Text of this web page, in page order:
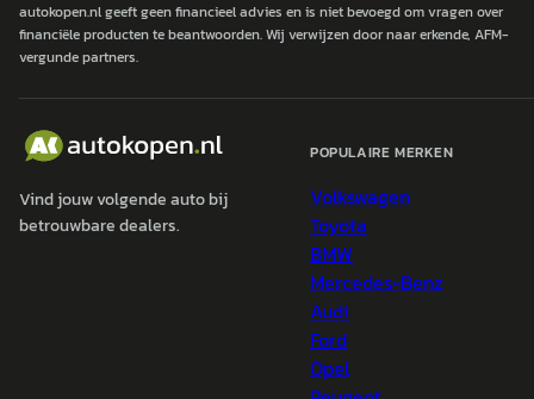
autokopen.nl geeft geen financieel advies en is niet bevoegd om vragen over
financiële producten te beantwoorden. Wij verwijzen door naar erkende, AFM-
vergunde partners.
Vind jouw volgende auto bij
betrouwbare dealers.
POPULAIRE MERKEN
Volkswagen
Toyota
BMW
Mercedes-Benz
Audi
Ford
Opel